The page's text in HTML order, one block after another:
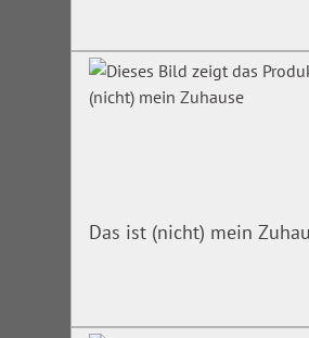
Das ist (nicht) mein